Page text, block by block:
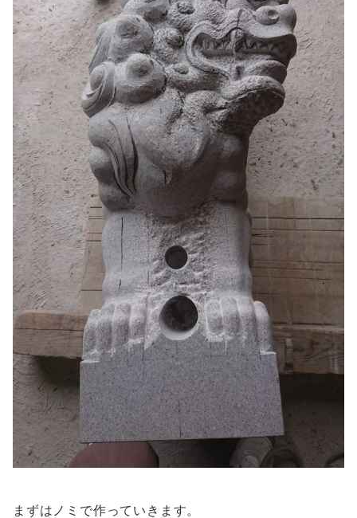
まずはノミで作っていきます。